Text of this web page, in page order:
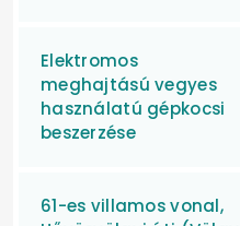
Elektromos
meghajtású vegyes
használatú gépkocsi
beszerzése
61-es villamos vonal,